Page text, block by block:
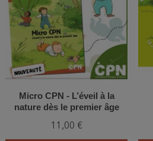
Micro CPN - L’éveil à la
nature dès le premier âge
11,00 €